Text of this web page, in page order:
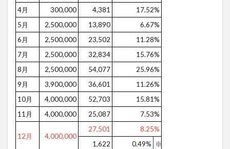
4月
300,000 4,381
17.52%
5月
2,500,000 13,890
6.67%
6月
2,500,000 23,502
11.28%
7月
2,500,000 32,834
15.76%
8月
2,500,000 54,077
25.96%
9月
3,900,000 36,601
11.26%
10月
4,000,000 52,703
15.81%
11月
4,000,000 25,087 7.53%
12月 4,000,000
27,501
8.25%
1,622
0.49%
※